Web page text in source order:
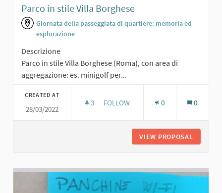
Parco in stile Villa Borghese
Giornata della passeggiata di quartiere: memoria ed
esplorazione
Descrizione
Parco in stile Villa Borghese (Roma), con area di
aggregazione: es. minigolf per...
CREATED AT
28/03/2022
3 3 FOLLOWERS
FOLLOW 0 0
VIEW PROPOSAL